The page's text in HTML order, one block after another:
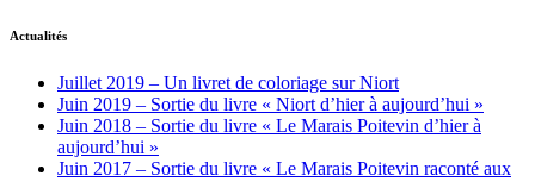
Actualités
Juillet 2019 – Un livret de coloriage sur Niort
Juin 2019 – Sortie du livre « Niort d’hier à aujourd’hui »
Juin 2018 – Sortie du livre « Le Marais Poitevin d’hier à
aujourd’hui »
Juin 2017 – Sortie du livre « Le Marais Poitevin raconté aux